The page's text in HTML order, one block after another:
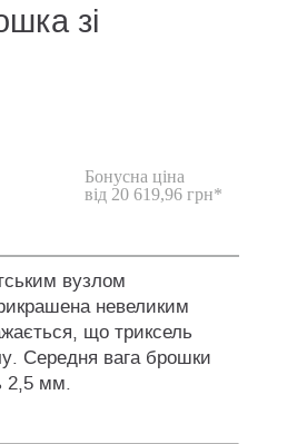
зі
Бонусна ціна
від 20 619,96 грн*
вузлом
невеликим
що триксель
Середня вага брошки
2,5 мм.